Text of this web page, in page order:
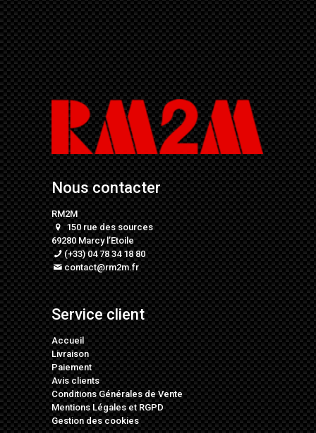
Nous contacter
RM2M
150 rue des sources
69280 Marcy l’Etoile
(+33) 04 78 34 18 80
contact@rm2m.fr
Service client
Accueil
Livraison
Paiement
Avis clients
Conditions Générales de Vente
Mentions LégalesetRGPD
Gestion des cookies